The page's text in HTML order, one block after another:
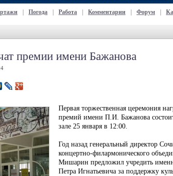
Погода Работа Комментарии Форум
премии имени Бажанова
Первая торжественная церемония
премий имени П.И. Бажанова
зале 25 января в 12:00.
Год назад генеральный директор
концертно-филармонического
Мишарин предложил учредить
Петра Игнатьевича за поддержку